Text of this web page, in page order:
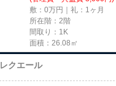
敷：0万円｜礼：1ヶ月
所在階：2階
間取り：1K
面積：26.08㎡
レクエール